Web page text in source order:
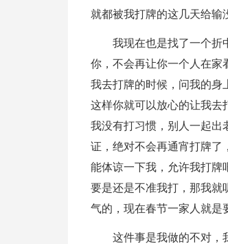
就都被我打牌的这几天给输
我现在也是找了一个折
你，不会再让你一个人在家
我去打牌的时候，问我的身
这样你就可以放心的让我去
我没有打习惯，别人一起出
证，绝对不会再通宵打牌了
能体谅一下我，允许我打牌
要是还是不准我打，那我就
气的，现在春节一家人就是
这件事是我做的不对，